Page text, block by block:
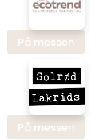
På messen
På messen